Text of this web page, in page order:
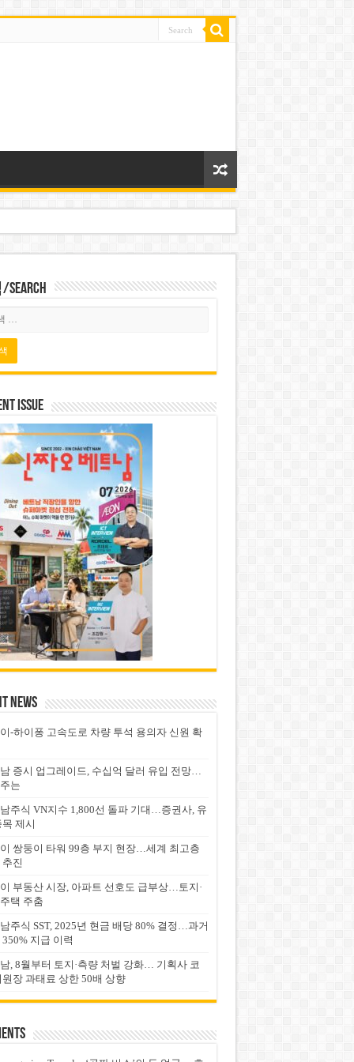
Issue
News
-하이퐁 고속도로 차량 투석 용의자 신원 확
증시 업그레이드, 수십억 달러 유입 전망…
는
주식 VN지수 1,800선 돌파 기대…증권사, 유
제시
쌍둥이 타워 99층 부지 현장…세계 최고층
진
부동산 시장, 아파트 선호도 급부상…토지·
택 주춤
주식 SST, 2025년 현금 배당 80% 결정…과거
지급 이력
, 8월부터 토지·측량 처벌 강화… 기획사 코
장 과태료 상한 50배 상향